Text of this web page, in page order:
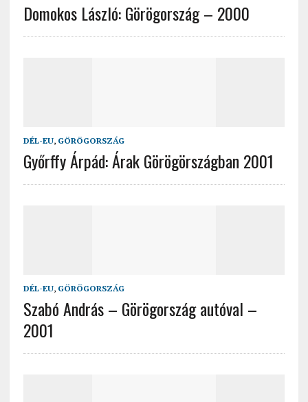
Domokos László: Görögország – 2000
DÉL-EU, GÖRÖGORSZÁG
Győrffy Árpád: Árak Görögörszágban 2001
DÉL-EU, GÖRÖGORSZÁG
Szabó András – Görögország autóval –
2001